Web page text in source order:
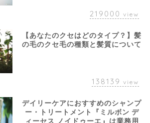
219000 view
【あなたのクセはどのタイプ？】髪
の毛のクセ毛の種類と髪質について
138139 view
デイリーケアにおすすめのシャンプ
ー・トリートメント『ミルボン デ
ィーセス ノイドゥーエ』は業務用